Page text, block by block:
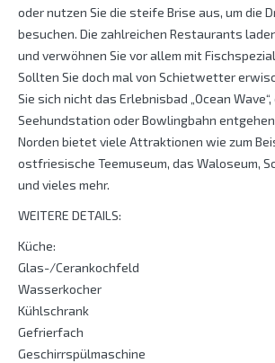
oder nutzen Sie die steife Brise aus, um die
besuchen. Die zahlreichen Restaurants
und verwöhnen Sie vor allem mit
Sollten Sie doch mal von Schietwetter
Sie sich nicht das Erlebnisbad „Ocean Wave“,
Seehundstation oder Bowlingbahn
Norden bietet viele Attraktionen wie zum
ostfriesische Teemuseum, das Waloseum,
und vieles mehr.
WEITERE DETAILS:
Küche:
Glas-/Cerankochfeld
Wasserkocher
Kühlschrank
Gefrierfach
Geschirrspülmaschine